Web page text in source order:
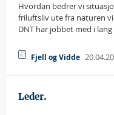
Hvordan bedrer vi
friluftsliv ute fra naturen
DNT har jobbet med i
Fjell og Vidde
Leder.